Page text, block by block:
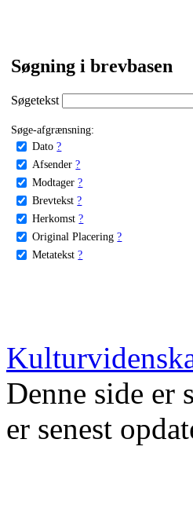
Søgning i brevbasen
Søgetekst
Søge-afgrænsning:
Dato ?
Afsender ?
Modtager ?
Brevtekst ?
Herkomst ?
Original Placering ?
Metatekst ?
Denne side er
er senest